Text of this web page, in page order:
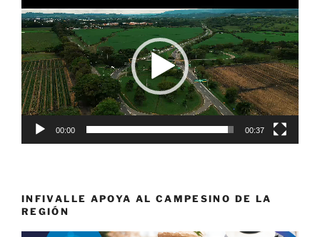
de
vídeo
00:00 00:37
INFIVALLE APOYA AL CAMPESINO DE LA
REGIÓN